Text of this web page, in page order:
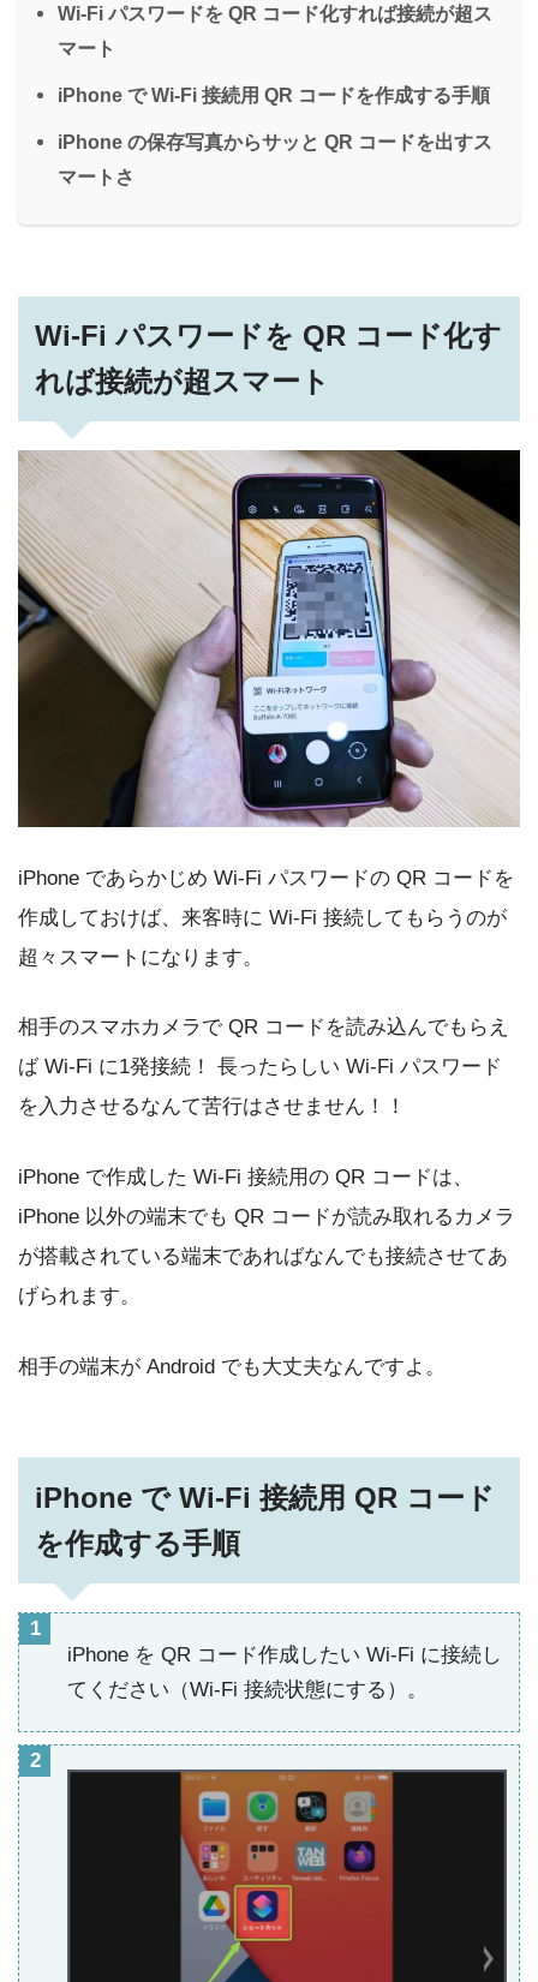
Wi-Fi パスワードを QR コード化すれば接続が超ス
マート
iPhone で Wi-Fi 接続用 QR コードを作成する手順
iPhone の保存写真からサッと QR コードを出すス
マートさ
Wi-Fi パスワードを QR コード化す
れば接続が超スマート
iPhone であらかじめ Wi-Fi パスワードの QR コードを
作成しておけば、来客時に Wi-Fi 接続してもらうのが
超々スマートになります。
相手のスマホカメラで QR コードを読み込んでもらえ
ば Wi-Fi に1発接続！ 長ったらしい Wi-Fi パスワード
を入力させるなんて苦行はさせません！！
iPhone で作成した Wi-Fi 接続用の QR コードは、
iPhone 以外の端末でも QR コードが読み取れるカメラ
が搭載されている端末であればなんでも接続させてあ
げられます。
相手の端末が Android でも大丈夫なんですよ。
iPhone で Wi-Fi 接続用 QR コード
を作成する手順
iPhone を QR コード作成したい Wi-Fi に接続し
てください（Wi-Fi 接続状態にする）。